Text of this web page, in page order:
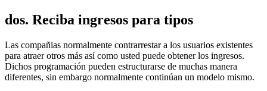
dos. Reciba ingresos para tipos
Las compañias normalmente contrarrestar a los usuarios existentes
para atraer otros más así­ como usted puede obtener los ingresos.
Dichos programación pueden estructurarse de muchas manera
diferentes, sin embargo normalmente continúan un modelo mismo.